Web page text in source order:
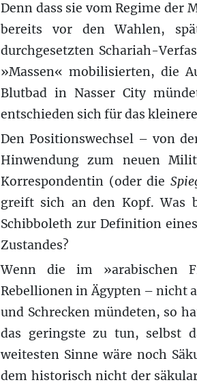
Denn dass sie vom Regime der
bereits vor den Wahlen,
durchgesetzten Schariah-
»Massen« mobilisierten, die
Blutbad in Nasser City
entschieden sich für das
Den Positionswechsel – von
Hinwendung zum neuen
Korrespondentin (oder die
greift sich an den Kopf. Was
Schibboleth zur Definition
Zustandes?
Wenn die im »arabischen
Rebellionen in Ägypten – nicht
und Schrecken mündeten, so
das geringste zu tun, selbst
weitesten Sinne wäre noch
dem historisch nicht der